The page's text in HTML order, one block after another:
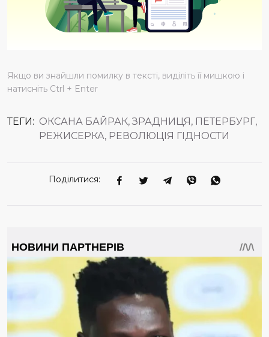
Якщо ви знайшли помилку в тексті, виділіть її мишкою і
натисніть Ctrl + Enter
ТЕГИ: ОКСАНА БАЙРАК, ЗРАДНИЦЯ, ПЕТЕРБУРГ,
РЕЖИСЕРКА, РЕВОЛЮЦІЯ ГІДНОСТИ
Поділитися: